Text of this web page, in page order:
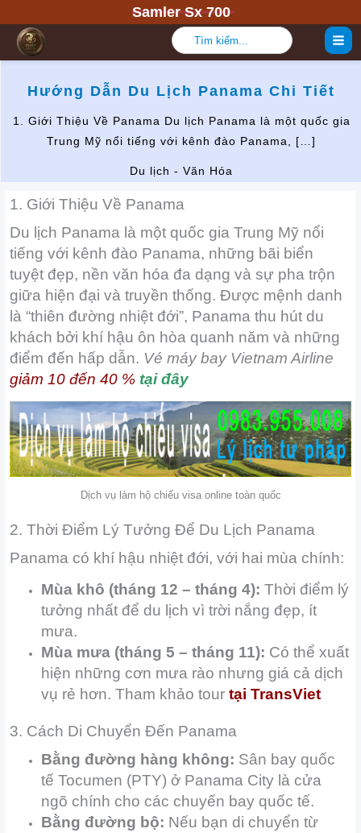
tới
Samler Sx 700
kiếm:
Hướng Dẫn Du Lịch Panama Chi Tiết
1. Giới Thiệu Về Panama Du lịch Panama là một quốc gia
Trung Mỹ nổi tiếng với kênh đào Panama, […]
Du lịch - Văn Hóa
1. Giới Thiệu Về Panama
Du lịch Panama là một quốc gia Trung Mỹ nổi
tiếng với kênh đào Panama, những bãi biển
tuyệt đẹp, nền văn hóa đa dạng và sự pha trộn
giữa hiện đại và truyền thống. Được mệnh danh
là “thiên đường nhiệt đới”, Panama thu hút du
khách bởi khí hậu ôn hòa quanh năm và những
điểm đến hấp dẫn. Vé máy bay Vietnam Airline
giảm 10 đến 40 % tại đây
Dịch vụ làm hộ chiếu visa online toàn quốc
2. Thời Điểm Lý Tưởng Để Du Lịch Panama
Panama có khí hậu nhiệt đới, với hai mùa chính:
Mùa khô (tháng 12 – tháng 4): Thời điểm lý
tưởng nhất để du lịch vì trời nắng đẹp, ít
mưa.
Mùa mưa (tháng 5 – tháng 11): Có thể xuất
hiện những cơn mưa rào nhưng giá cả dịch
vụ rẻ hơn. Tham khảo tour tạiTransViet
3. Cách Di Chuyển Đến Panama
Bằng đường hàng không: Sân bay quốc
tế Tocumen (PTY) ở Panama City là cửa
ngõ chính cho các chuyến bay quốc tế.
Bằng đường bộ: Nếu bạn di chuyển từ